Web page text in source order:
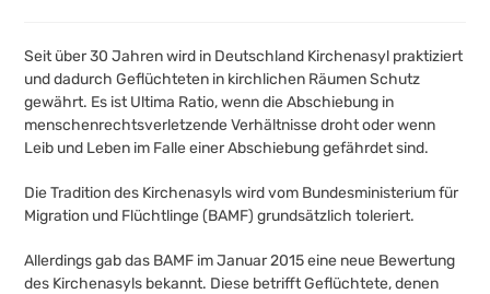
Seit über 30 Jahren wird in Deutschland Kirchenasyl praktiziert
und dadurch Geflüchteten in kirchlichen Räumen Schutz
gewährt. Es ist Ultima Ratio, wenn die Abschiebung in
menschenrechtsverletzende Verhältnisse droht oder wenn
Leib und Leben im Falle einer Abschiebung gefährdet sind.
Die Tradition des Kirchenasyls wird vom Bundesministerium für
Migration und Flüchtlinge (BAMF) grundsätzlich toleriert.
Allerdings gab das BAMF im Januar 2015 eine neue Bewertung
des Kirchenasyls bekannt. Diese betrifft Geflüchtete, denen